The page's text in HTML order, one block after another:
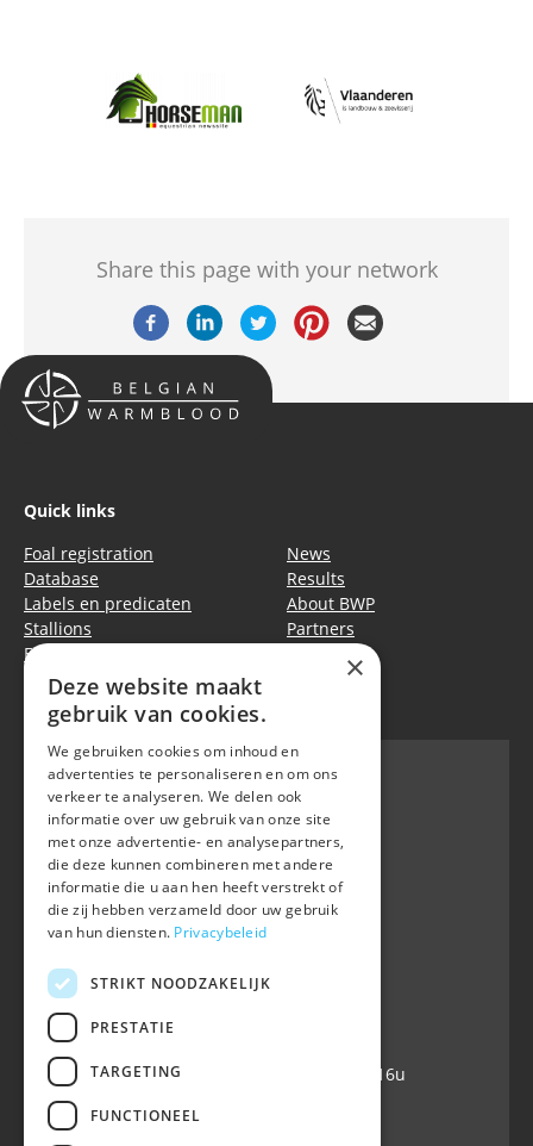
Afbeelding Afbeelding
Share this page with your network
Quick links
Foal registration
Database
Labels en predicaten
Stallions
Events
News
Results
About BWP
Partners
Privacy policy Cookie policy
BWP
Waversebaan 99
B-3050 OUD-HEVERLEE
+32 (0) 16 47 99 80
+32 (0) 16 47 99 85
info@belgian-warmblood.com
VAT BE 0410.346.424
IBAN BE40 7364 0368 4863
Open every working day: 9u-12u & 13-16u
Follow us
×
Deze website maakt
gebruik van cookies.
We gebruiken cookies om inhoud en
advertenties te personaliseren en om ons
verkeer te analyseren. We delen ook
informatie over uw gebruik van onze site
met onze advertentie- en analysepartners,
die deze kunnen combineren met andere
informatie die u aan hen heeft verstrekt of
die zij hebben verzameld door uw gebruik
van hun diensten. Privacybeleid
STRIKT NOODZAKELIJK
PRESTATIE
TARGETING
FUNCTIONEEL